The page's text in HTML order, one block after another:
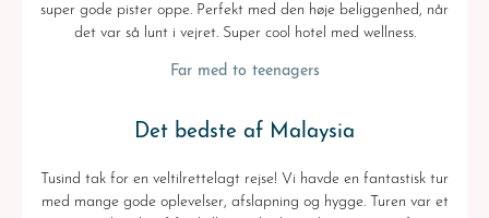
super gode pister oppe. Perfekt med den høje beliggenhed, når
det var så lunt i vejret. Super cool hotel med wellness.
Far med to teenagers
Det bedste af Malaysia
Tusind tak for en veltilrettelagt rejse! Vi havde en fantastisk tur
med mange gode oplevelser, afslapning og hygge. Turen var et